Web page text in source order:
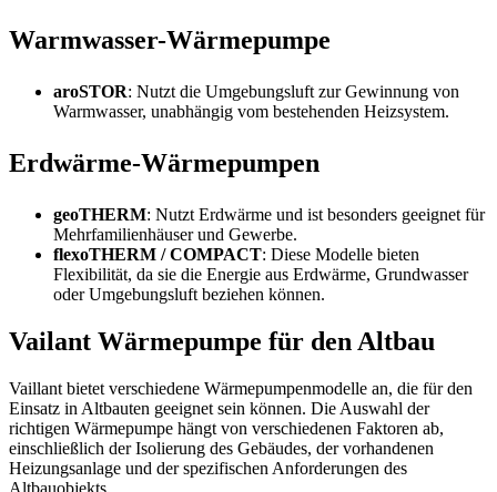
Warmwasser-Wärmepumpe
aroSTOR: Nutzt die Umgebungsluft zur Gewinnung von
Warmwasser, unabhängig vom bestehenden Heizsystem.
Erdwärme-Wärmepumpen
geoTHERM: Nutzt Erdwärme und ist besonders geeignet für
Mehrfamilienhäuser und Gewerbe.
flexoTHERM / COMPACT: Diese Modelle bieten
Flexibilität, da sie die Energie aus Erdwärme, Grundwasser
oder Umgebungsluft beziehen können.
Vailant Wärmepumpe für den Altbau
Vaillant bietet verschiedene Wärmepumpenmodelle an, die für den
Einsatz in Altbauten geeignet sein können. Die Auswahl der
richtigen Wärmepumpe hängt von verschiedenen Faktoren ab,
einschließlich der Isolierung des Gebäudes, der vorhandenen
Heizungsanlage und der spezifischen Anforderungen des
Altbauobjekts.